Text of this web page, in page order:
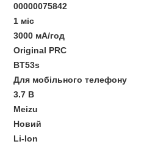
00000075842
1 міс
3000 мА/год
Original PRC
BT53s
Для мобільного телефону
3.7 В
Meizu
Новий
Li-Ion